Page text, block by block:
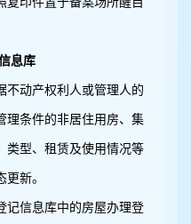
息库
不动产权利人或管理人的
理条件的非居住用房、集
类型、租赁及使用情况等
新。
记信息库中的房屋办理登